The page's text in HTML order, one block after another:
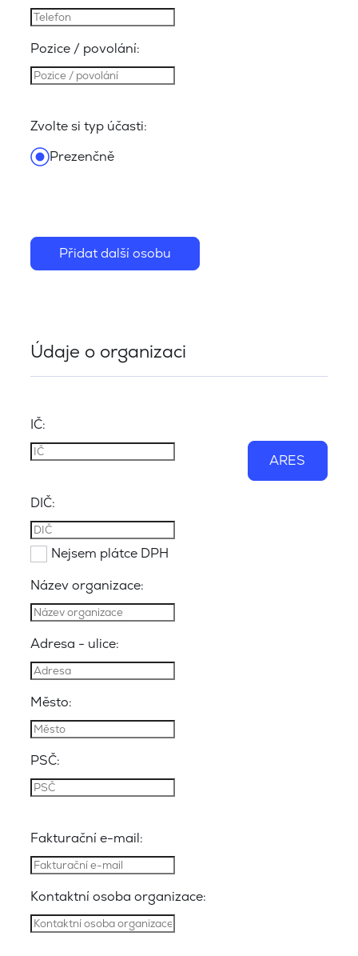
Pozice / povolání:
Zvolte si typ účasti:
Prezenčně
Přidat další osobu
Údaje o organizaci
IČ:
ARES
DIČ:
Nejsem plátce DPH
Název organizace:
Adresa - ulice:
Město:
PSČ:
Fakturační e-mail:
Kontaktní osoba organizace: